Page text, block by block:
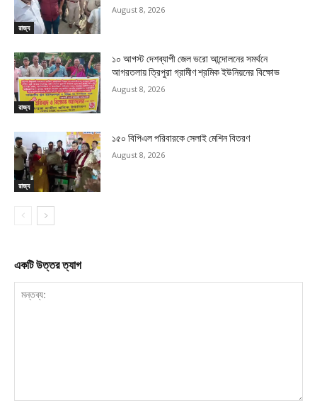
রাজ্য
August 8, 2026
রাজ্য
১০ আগস্ট দেশব্যাপী জেল ভরো আন্দোলনের সমর্থনে
আগরতলায় ত্রিপুরা গ্রামীণ শ্রমিক ইউনিয়নের বিক্ষোভ
August 8, 2026
রাজ্য
১৫০ বিপিএল পরিবারকে সেলাই মেশিন বিতরণ
August 8, 2026
একটি উত্তর ত্যাগ